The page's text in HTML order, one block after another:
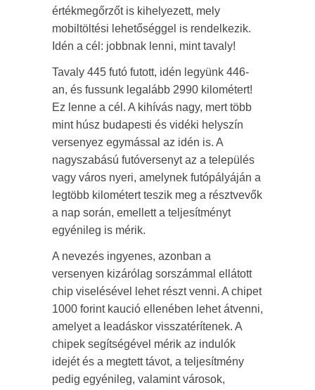
értékmegőrzőt is kihelyezett, mely
mobiltöltési lehetőséggel is rendelkezik.
Idén a cél: jobbnak lenni, mint tavaly!
Tavaly 445 futó futott, idén legyünk 446-
an, és fussunk legalább 2990 kilométert!
Ez lenne a cél. A kihívás nagy, mert több
mint húsz budapesti és vidéki helyszín
versenyez egymással az idén is. A
nagyszabású futóversenyt az a település
vagy város nyeri, amelynek futópályáján a
legtöbb kilométert teszik meg a résztvevők
a nap során, emellett a teljesítményt
egyénileg is mérik.
A nevezés ingyenes, azonban a
versenyen kizárólag sorszámmal ellátott
chip viselésével lehet részt venni. A chipet
1000 forint kaució ellenében lehet átvenni,
amelyet a leadáskor visszatérítenek. A
chipek segítségével mérik az indulók
idejét és a megtett távot, a teljesítmény
pedig egyénileg, valamint városok,